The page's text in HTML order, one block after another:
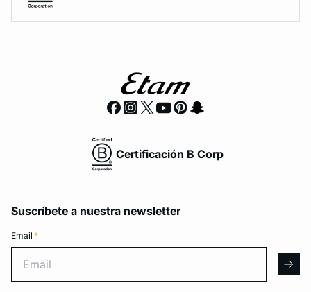
Certificación B Corp
Suscríbete a nuestra newsletter
Email *